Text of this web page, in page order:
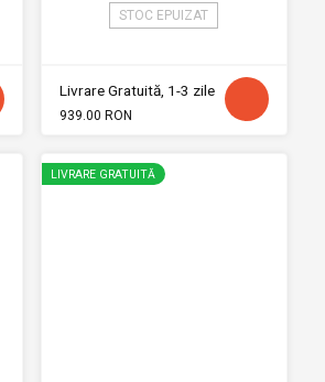
STOC EPUIZAT
Livrare Gratuită, 1-3 zile
939.00 RON
LIVRARE GRATUITĂ